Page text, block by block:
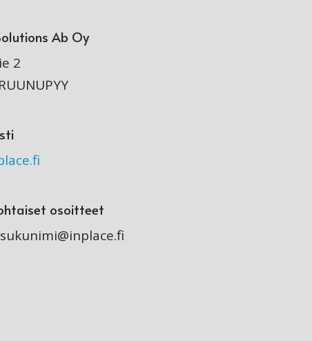
Ab Oy
2
osoitteet